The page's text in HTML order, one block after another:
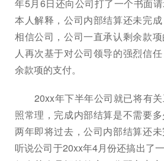
年5月6日还向公司打了一个书面
本人解释，公司内部结算还未完
相信公司，公司一直承认剩余款
人再次基于对公司领导的强烈信
余款项的支付。
20xx年下半年公司就已将有关
照常理，完成内部结算是不需要
两年即将过去，公司内部结算还
听说公司于20xx年4月份还搞出了